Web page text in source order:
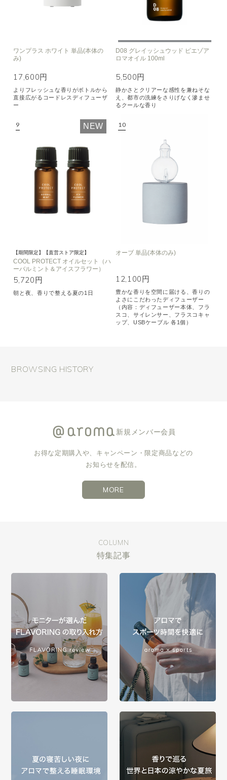
ワンプラス ホワイト 単品(本体の
み)
17,600円
よりフレッシュな香りがボトルから
直接広がるコードレスディフューザ
ー
D08 グレイッシュウッド ピエゾア
ロマオイル 100ml
5,500円
静かさとクリアーな感性を兼ねそな
え、都市の洗練をさりげなく滲ませ
るクールな香り
NEW
【期間限定】【直営ストア限定】
COOL PROTECT オイルセット（ハ
ーバルミント＆アイスフラワー）
5,720円
朝と夜、香りで整える夏の1日
オーブ 単品(本体のみ)
12,100円
豊かな香りを空間に届ける、香りの
よさにこだわったディフューザー
（内容：ディフューザー本体、フラ
スコ、サイレンサー、フラスコキャ
ップ、USBケーブル 各1個）
BROWSING HISTORY
新規メンバー会員
お得な定期購入や、キャンペーン・限定商品などの
お知らせを配信。
MORE
COLUMN
特集記事